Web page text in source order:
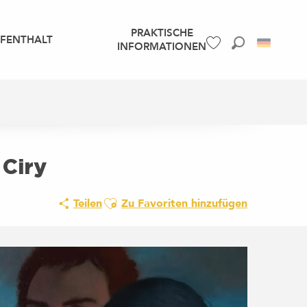
PRAKTISCHE
INFORMATIONEN
TeilenAjouter aux favoris
Zu Favoriten hinzufügen